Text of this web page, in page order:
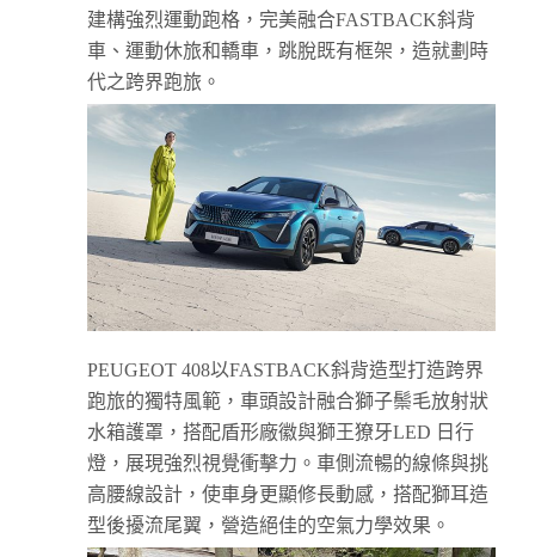
建構強烈運動跑格，完美融合FASTBACK斜背
車、運動休旅和轎車，跳脫既有框架，造就劃時
代之跨界跑旅。
PEUGEOT 408以FASTBACK斜背造型打造跨界
跑旅的獨特風範，車頭設計融合獅子鬃毛放射狀
水箱護罩，搭配盾形廠徽與獅王獠牙LED 日行
燈，展現強烈視覺衝擊力。車側流暢的線條與挑
高腰線設計，使車身更顯修長動感，搭配獅耳造
型後擾流尾翼，營造絕佳的空氣力學效果。